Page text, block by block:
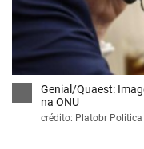
Genial/Quaest:
na ONU
crédito: Platobr Politica